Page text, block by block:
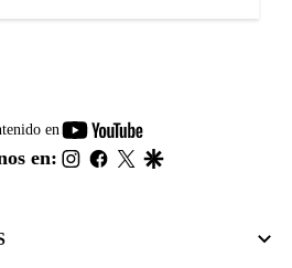
en
youtube-
footer
en: instagram
facebook
twitter